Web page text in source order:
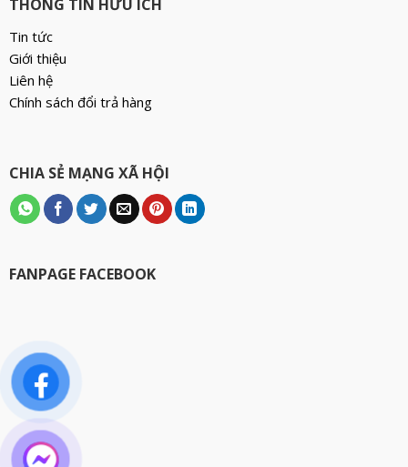
THÔNG TIN HỮU ÍCH
Tin tức
Giới thiệu
Liên hệ
Chính sách đổi trả hàng
CHIA SẺ MẠNG XÃ HỘI
FANPAGE FACEBOOK